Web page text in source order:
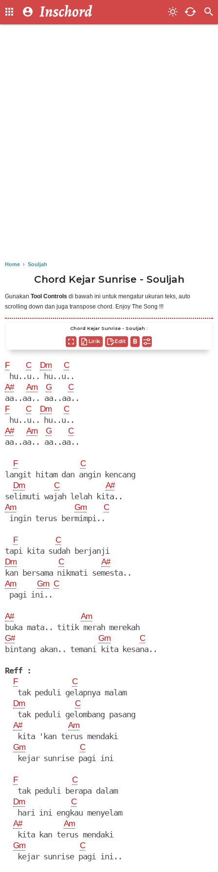
Home › Souljah
Chord Kejar Sunrise - Souljah
Gunakan Tool Controls di bawah ini untuk mengatur ukuran teks, auto
scrolling down dan juga transpose chord. Enjoy The Song !!!
Chord Kejar Sunrise - Souljah :
Lirik Edit
F C Dm C
A# Am G C
F C Dm C
A# Am G C
F C
langit hitam dan angin kencang
Dm C A#
Am Gm C
ingin terus bermimpi..
F C
tapi kita sudah berjanji
Dm C A#
Am Gm C
pagi ini..
A# Am
G# Gm C
bintang akan.. temani kita kesana..
Reff :
F C
   tak peduli gelapnya malam
Dm C
   tak peduli gelombang pasang
A# Am
   kita 'kan terus mendaki
Gm C
   kejar sunrise pagi ini
F C
   tak peduli berapa dalam
Dm C
   hari ini engkau menyelam
A# Am
   kita kan terus mendaki
Gm C
   kejar sunrise pagi ini..